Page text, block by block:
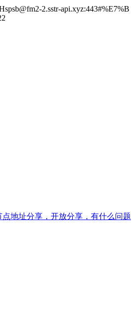
2.sstr-api.xyz:443#%E7%B